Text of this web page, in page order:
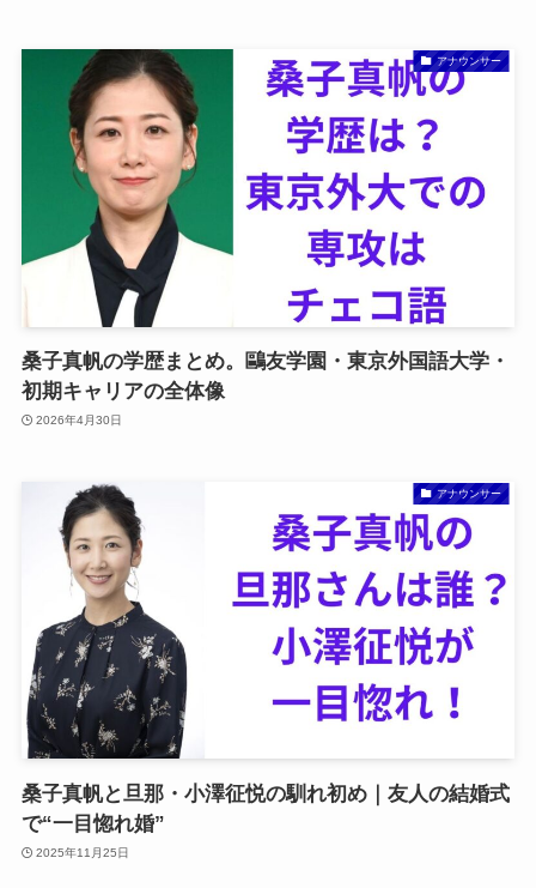
アナウンサー
桑子真帆の学歴まとめ。鷗友学園・東京外国語大学・
初期キャリアの全体像
2026年4月30日
アナウンサー
桑子真帆と旦那・小澤征悦の馴れ初め｜友人の結婚式
で“一目惚れ婚”
2025年11月25日